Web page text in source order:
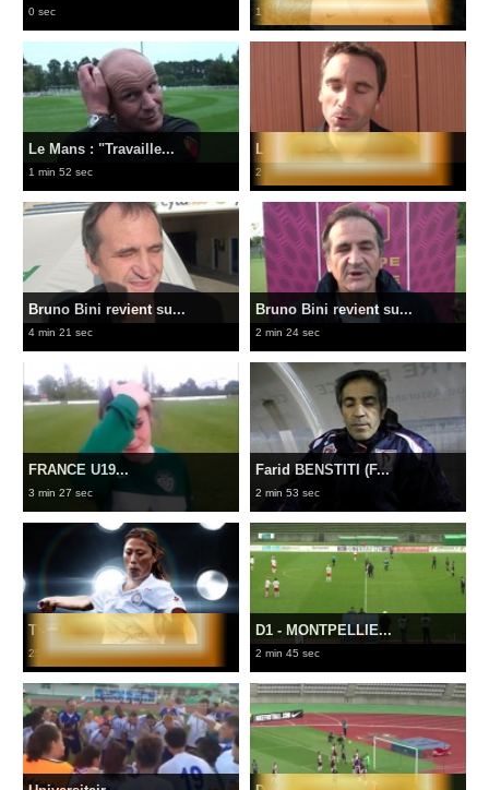
0 sec 1 min 52 sec
Le Mans : "Travaille...
1 min 52 sec
Le titre universitair...
2 min 15 sec
Bruno Bini revient su...
4 min 21 sec
Bruno Bini revient su...
2 min 24 sec
FRANCE U19...
3 min 27 sec
Farid BENSTITI (F...
2 min 53 sec
TV - FEMMES 2 FOOT...
25 sec
D1 - MONTPELLIE...
2 min 45 sec